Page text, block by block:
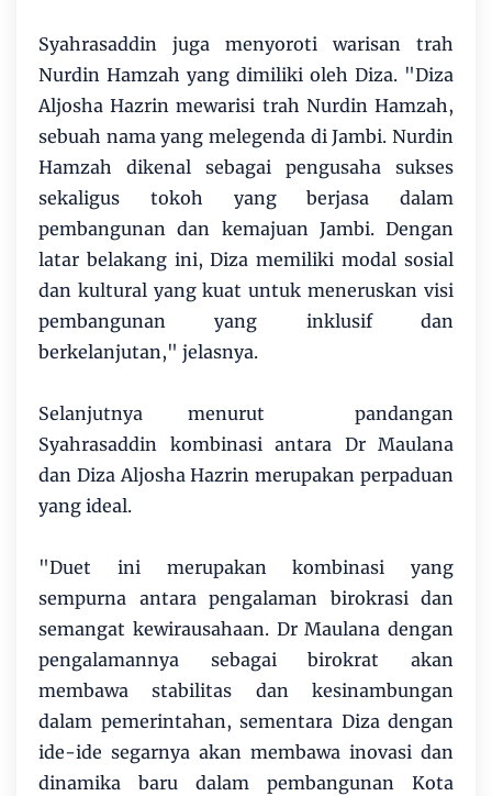
Syahrasaddin juga menyoroti warisan trah
Nurdin Hamzah yang dimiliki oleh Diza. "Diza
Aljosha Hazrin mewarisi trah Nurdin Hamzah,
sebuah nama yang melegenda di Jambi. Nurdin
Hamzah dikenal sebagai pengusaha sukses
sekaligus tokoh yang berjasa dalam
pembangunan dan kemajuan Jambi. Dengan
latar belakang ini, Diza memiliki modal sosial
dan kultural yang kuat untuk meneruskan visi
pembangunan yang inklusif dan
berkelanjutan," jelasnya.
Selanjutnya menurut pandangan
Syahrasaddin kombinasi antara Dr Maulana
dan Diza Aljosha Hazrin merupakan perpaduan
yang ideal.
"Duet ini merupakan kombinasi yang
sempurna antara pengalaman birokrasi dan
semangat kewirausahaan. Dr Maulana dengan
pengalamannya sebagai birokrat akan
membawa stabilitas dan kesinambungan
dalam pemerintahan, sementara Diza dengan
ide-ide segarnya akan membawa inovasi dan
dinamika baru dalam pembangunan Kota